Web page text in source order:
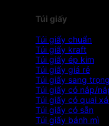
Túi giấy
Túi giấy chuẩn
Túi giấy kraft
Túi giấy ép kim
Túi giấy giá rẻ
Túi giấy sang trọng
Túi giấy có nắp/
Túi giấy có quai
Túi giấy có sẵn
Túi giấy bánh mì